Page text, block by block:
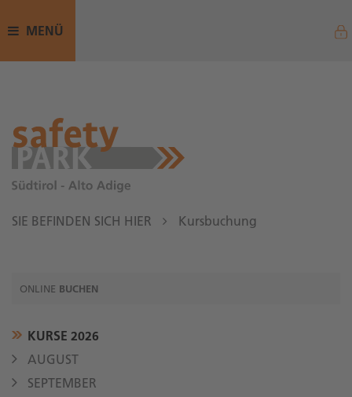
MENÜ
SIE BEFINDEN SICH HIER Kursbuchung
ONLINE BUCHEN
KURSE 2026
AUGUST
SEPTEMBER